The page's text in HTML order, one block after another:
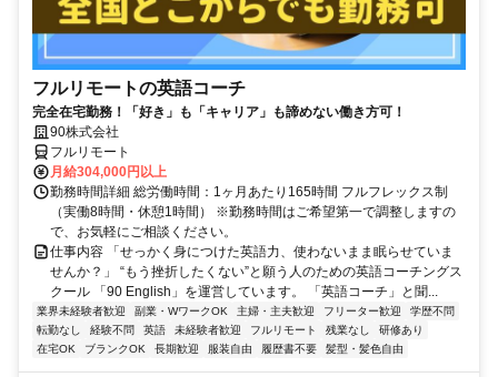
フルリモートの英語コーチ
完全在宅勤務！「好き」も「キャリア」も諦めない働き方可！
90株式会社
フルリモート
月給304,000円以上
勤務時間詳細 総労働時間：1ヶ月あたり165時間 フルフレックス制
（実働8時間・休憩1時間） ※勤務時間はご希望第一で調整しますの
で、お気軽にご相談ください。
仕事内容 「せっかく身につけた英語力、使わないまま眠らせていま
せんか？」 “もう挫折したくない”と願う人のための英語コーチングス
クール 「90 English」を運営しています。 「英語コーチ」と聞...
業界未経験者歓迎 副業・WワークOK 主婦・主夫歓迎 フリーター歓迎
学歴不問
転勤なし
経験不問 英語 未経験者歓迎 フルリモート 残業なし
研修あり
在宅OK
ブランクOK 長期歓迎 服装自由 履歴書不要 髪型・髪色自由